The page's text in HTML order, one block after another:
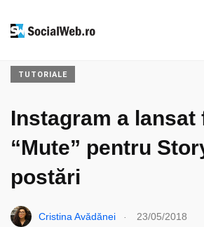
TUTORIALE
Instagram a lansat
“Mute” pentru
postări
Cristina Avădănei 23/05/2018